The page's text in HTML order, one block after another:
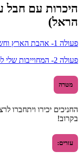
היכרות עם חבל
הראל)
פעולה 1- אהבת הארץ וחשיבותה
פעולה 2- המחוייבות שלי לפעול למען הארץ
מטרה
החניכים יכירו ויתחברו
בקרוב!
עזרים: